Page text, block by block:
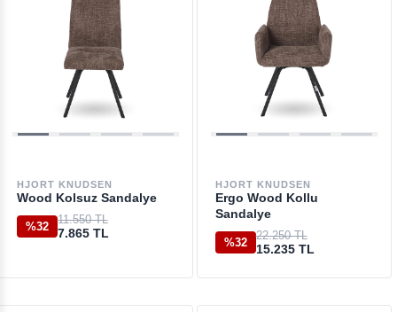
HJORT KNUDSEN
Wood Kolsuz Sandalye
%32
11.550 TL
7.865 TL
HJORT KNUDSEN
Ergo Wood Kollu
Sandalye
%32
22.250 TL
15.235 TL